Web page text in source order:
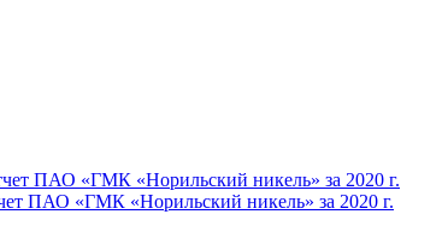
ПАО «ГМК «Норильский никель» за 2020 г.
ПАО «ГМК «Норильский никель» за 2020 г.